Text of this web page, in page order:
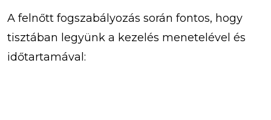
A felnőtt fogszabályozás során fontos, hogy
tisztában legyünk a kezelés menetelével és
időtartamával: